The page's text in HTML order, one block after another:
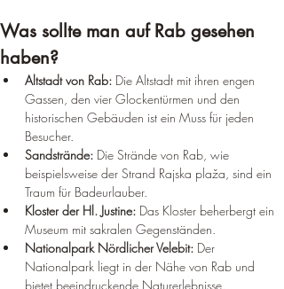
Was sollte man auf Rab gesehen
haben?
Altstadt von Rab: Die Altstadt mit ihren engen
Gassen, den vier Glockentürmen und den
historischen Gebäuden ist ein Muss für jeden
Besucher.
Sandstrände: Die Strände von Rab, wie
beispielsweise der Strand Rajska plaža, sind ein
Traum für Badeurlauber.
Kloster der Hl. Justine: Das Kloster beherbergt ein
Museum mit sakralen Gegenständen.
Nationalpark Nördlicher Velebit: Der
Nationalpark liegt in der Nähe von Rab und
bietet beeindruckende Naturerlebnisse.